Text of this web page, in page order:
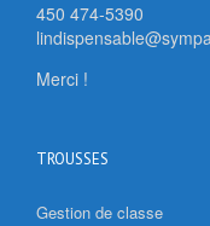
450 474-5390
Merci !
TROUSSES
Gestion de classe